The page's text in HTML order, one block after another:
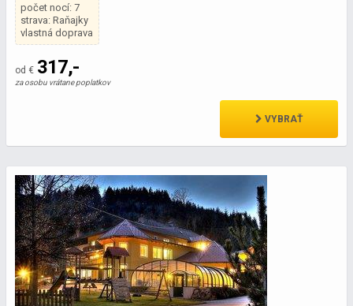
počet nocí: 7
strava: Raňajky
vlastná doprava
od € 317,-
za osobu vrátane poplatkov
VYBRAŤ